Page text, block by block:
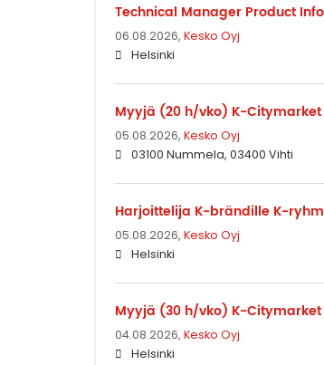
Technical Manager Product
06.08.2026, Kesko Oyj
Helsinki
Myyjä (20 h/vko) K-
05.08.2026, Kesko Oyj
03100 Nummela, 03400 Vihti
Harjoittelija K-brändille K-
05.08.2026, Kesko Oyj
Helsinki
Myyjä (30 h/vko) K-Citymarket
04.08.2026, Kesko Oyj
Helsinki